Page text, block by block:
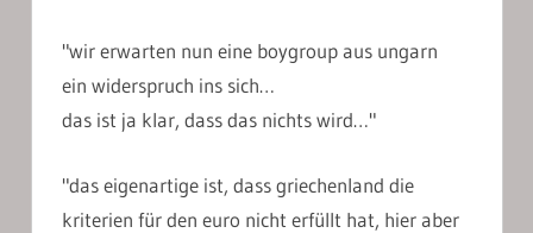
"wir erwarten nun eine boygroup aus ungarn
ein widerspruch ins sich…
das ist ja klar, dass das nichts wird…"
"das eigenartige ist, dass griechenland die
kriterien für den euro nicht erfüllt hat, hier aber